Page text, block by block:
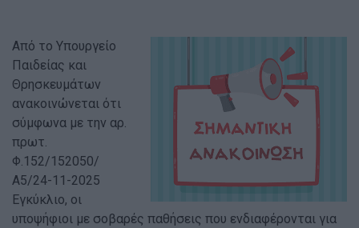
Από το Υπουργείο
Παιδείας και
Θρησκευμάτων
ανακοινώνεται ότι
σύμφωνα με την αρ.
πρωτ.
Φ.152/152050/
Α5/24-11-2025
Εγκύκλιο, οι
υποψήφιοι με σοβαρές παθήσεις που ενδιαφέρονται για